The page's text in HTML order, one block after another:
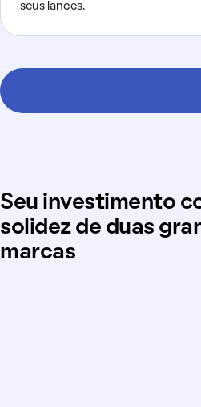
seus lances.
Seu investimento
solidez de duas
marcas